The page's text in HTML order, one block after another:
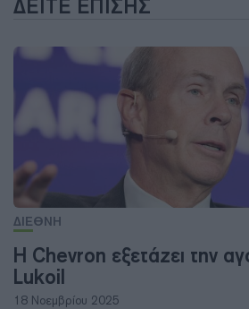
ΔΕΊΤΕ ΕΠΊΣΗΣ
ΔΙΕΘΝΗ
Η Chevron εξετάζει την
Lukoil
18 Νοεμβρίου 2025